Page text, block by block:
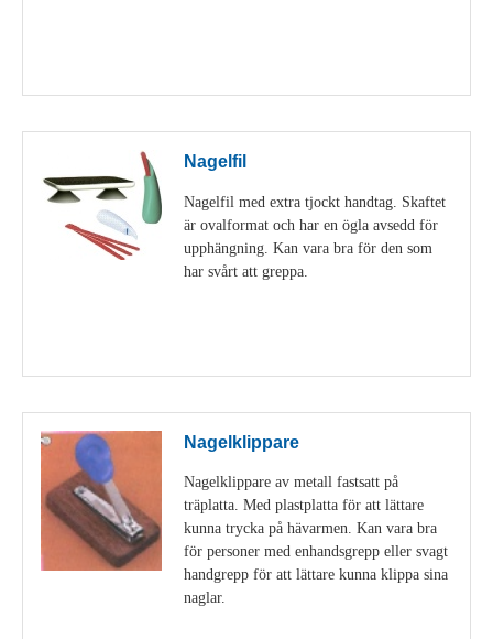
Nagelfil
Nagelfil med extra tjockt handtag. Skaftet
är ovalformat och har en ögla avsedd för
upphängning. Kan vara bra för den som
har svårt att greppa.
Nagelklippare
Nagelklippare av metall fastsatt på
träplatta. Med plastplatta för att lättare
kunna trycka på hävarmen. Kan vara bra
för personer med enhandsgrepp eller svagt
handgrepp för att lättare kunna klippa sina
naglar.